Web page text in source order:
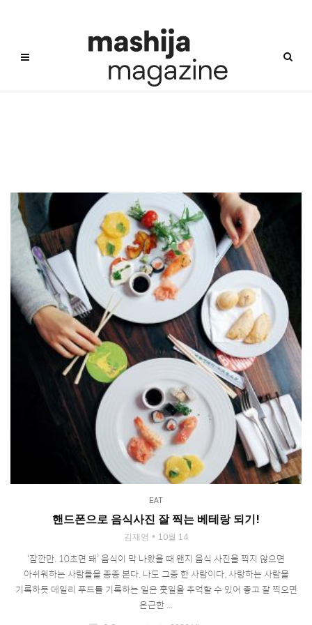
EAT
핸드폰으로 음식사진 잘 찍는 베테랑 되기!
김재영 10월 14
‘잠깐만. 10초면 돼’ 음식이 막 나왔을 때 왠지 음식 사진을 찍지 않으면
아쉬워하는 사람들을 종종 본다. 나도 그중 한 사람이다. 사랑하는 사람을
기록하듯 데일리 푸드를 기록하는 일은 훗일을 추억할 수 있어 좋고 잘 찍으면
은근한 ...